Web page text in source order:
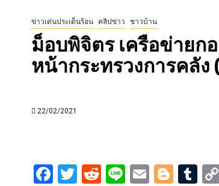
ข่าวเด่นประเด็นร้อน คลิปข่าว ชาวบ้าน
ม็อบพิจิตร เครือข่าย
หน้ากระทรวงการคลั
22/02/2021
Facebook
Twitter
Reddit
LineEmail